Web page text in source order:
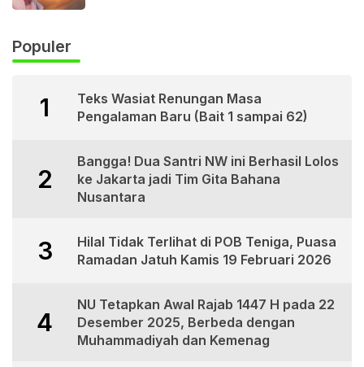
Populer
1
Teks Wasiat Renungan Masa
Pengalaman Baru (Bait 1 sampai 62)
2
Bangga! Dua Santri NW ini Berhasil Lolos
ke Jakarta jadi Tim Gita Bahana
Nusantara
3
Hilal Tidak Terlihat di POB Teniga, Puasa
Ramadan Jatuh Kamis 19 Februari 2026
4
NU Tetapkan Awal Rajab 1447 H pada 22
Desember 2025, Berbeda dengan
Muhammadiyah dan Kemenag